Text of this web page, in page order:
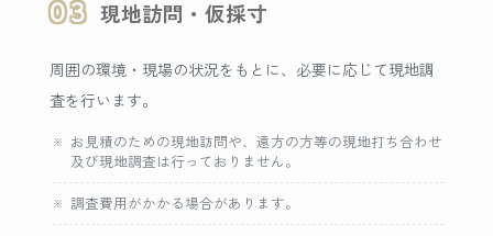
03 現地訪問・仮採寸
周囲の環境・現場の状況をもとに、必要に応じて現地調
査を行います。
お見積のための現地訪問や、遠方の方等の現地打ち合わせ
及び現地調査は行っておりません。
調査費用がかかる場合があります。